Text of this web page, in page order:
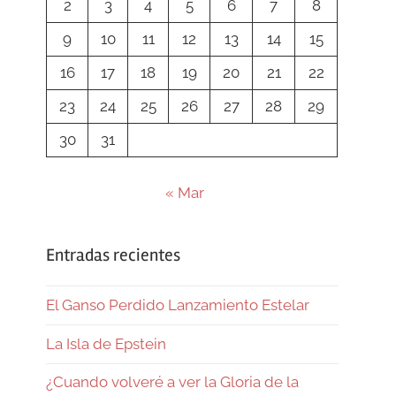
2 3 4 5 6 7
8
9
10 11 12 13 14
15
16
17 18 19 20 21
22
23
24 25 26 27 28
29
30
31
« Mar
Entradas recientes
El Ganso Perdido Lanzamiento Estelar
La Isla de Epstein
¿Cuando volveré a ver la Gloria de la